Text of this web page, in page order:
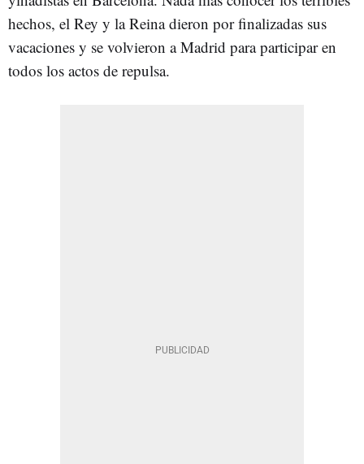
hechos, el Rey y la Reina dieron por finalizadas sus
vacaciones y se volvieron a Madrid para participar en
todos los actos de repulsa.